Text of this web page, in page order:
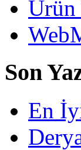
Ürün
Son
En